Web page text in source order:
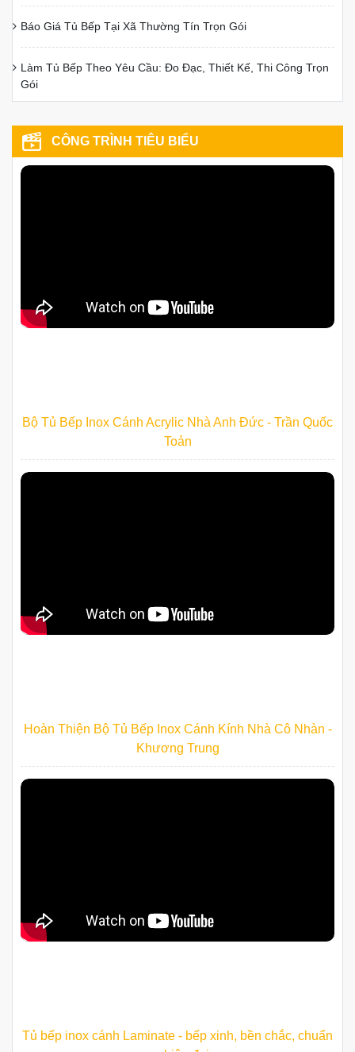
Báo Giá Tủ Bếp Tại Xã Thường Tín Trọn Gói
Làm Tủ Bếp Theo Yêu Cầu: Đo Đạc, Thiết Kế, Thi Công Trọn
Gói
CÔNG TRÌNH TIÊU BIỂU
Bộ Tủ Bếp Inox Cánh Acrylic Nhà Anh Đức - Trần Quốc
Toản
Hoàn Thiện Bộ Tủ Bếp Inox Cánh Kính Nhà Cô Nhàn -
Khương Trung
Tủ bếp inox cánh Laminate - bếp xinh, bền chắc, chuẩn